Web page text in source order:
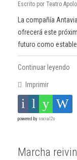
Escrito por Teatro
La compañía
ofrecerá este
futuro como
Continuar leyendo
Imprimir
powered by social2s
Marcha